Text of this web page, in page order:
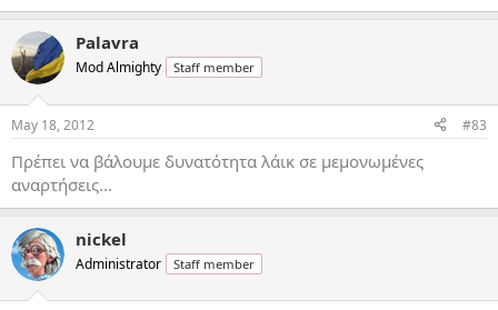
Palavra
Mod Almighty Staff member
May 18, 2012 #83
Πρέπει να βάλουμε δυνατότητα λάικ σε μεμονωμένες
αναρτήσεις...
nickel
Administrator Staff member